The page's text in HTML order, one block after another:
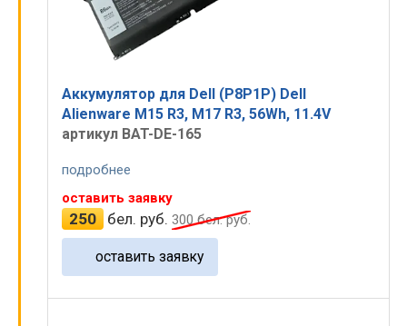
Аккумулятор для Dell (P8P1P) Dell
Alienware M15 R3, M17 R3, 56Wh, 11.4V
артикул BAT-DE-165
подробнее
оставить заявку
250 бел. руб. 300бел. руб.
оставить заявку